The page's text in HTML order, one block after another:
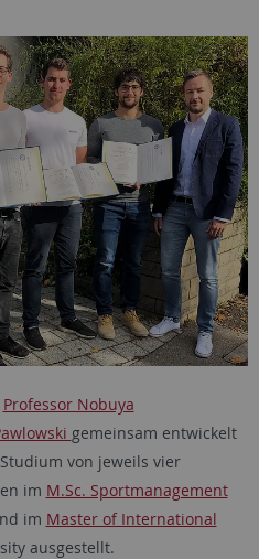
Professor Nobuya
gemeinsam entwickelt
von jeweils vier
im M.Sc. Sportmanagement
im Master of International
ausgestellt.